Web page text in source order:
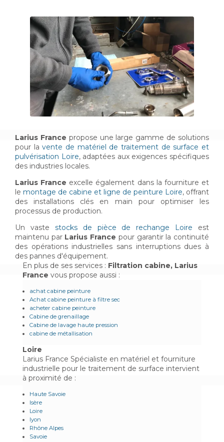
Larius France propose une large gamme de solutions
pour lavente de matériel de traitement de surface et
pulvérisation Loire, adaptées aux exigences spécifiques
des industries locales.
Larius France excelle également dans la fourniture et
le montage de cabine et ligne de peinture Loire, offrant
des installations clés en main pour optimiser les
processus de production.
Un vaste stocks de pièce de rechange Loire est
maintenu par Larius France pour garantir la continuité
des opérations industrielles sans interruptions dues à
des pannes d'équipement.
En plus de ses services : Filtration cabine, Larius
France vous propose aussi :
achat cabine peinture
Achat cabine peinture à filtre sec
acheter cabine peinture
Cabine de grenaillage
Cabine de lavage haute pression
cabine de métallisation
Loire
Larius France Spécialiste en matériel et fourniture
industrielle pour le traitement de surface intervient
à proximité de :
Haute Savoie
Isère
Loire
lyon
Rhône Alpes
Savoie